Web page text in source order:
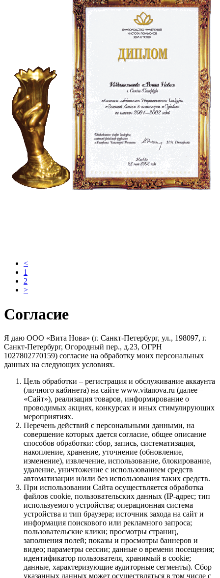
<
1
2
>
Согласие
Я даю ООО «Вита Нова» (г. Санкт-Петербург, ул., 198097, г.
Санкт-Петербург, Огородный пер., д.23, ОГРН
1027802770159) согласие на обработку моих персональных
данных на следующих условиях.
Цель обработки – регистрация и обслуживание аккаунта
(личного кабинета) на сайте www.vitanova.ru (далее –
«Сайт»), реализация товаров, информирование о
проводимых акциях, конкурсах и иных стимулирующих
мероприятиях.
Перечень действий с персональными данными, на
совершение которых дается согласие, общее описание
способов обработки: сбор, запись, систематизация,
накопление, хранение, уточнение (обновление,
изменение), извлечение, использование, блокирование,
удаление, уничтожение с использованием средств
автоматизации и/или без использования таких средств.
При использовании Сайта осуществляется обработка
файлов cookie, пользовательских данных (IP-адрес; тип
используемого устройства; операционная система
устройства и тип браузера; источник захода на сайт и
информация поискового или рекламного запроса;
пользовательские клики; просмотры страниц,
заполнения полей; показы и просмотры баннеров и
видео; параметры сессии; данные о времени посещения;
идентификатор пользователя, хранимый в cookie;
данные, характеризующие аудиторные сегменты). Сбор
указанных данных может осуществляться в том числе с